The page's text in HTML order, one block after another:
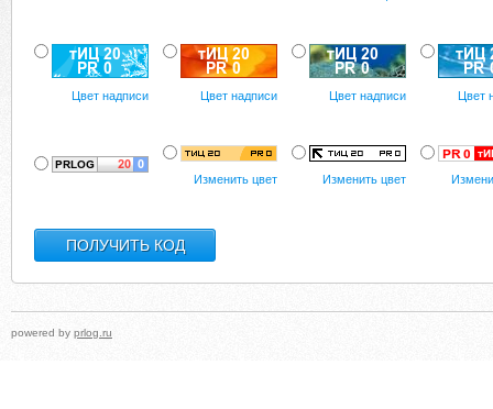
Цвет надписи Цвет надписи Цвет надписи Цвет
Изменить цвет Изменить цвет
powered by prlog.ru